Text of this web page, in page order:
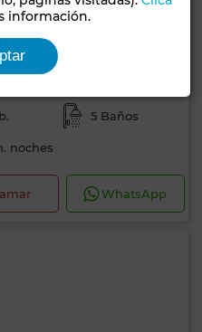
5 Baños
noches
WhatsApp
información.